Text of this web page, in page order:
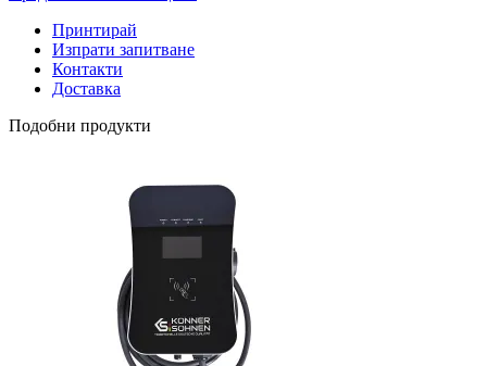
Принтирай
Изпрати запитване
Контакти
Доставка
Подобни продукти